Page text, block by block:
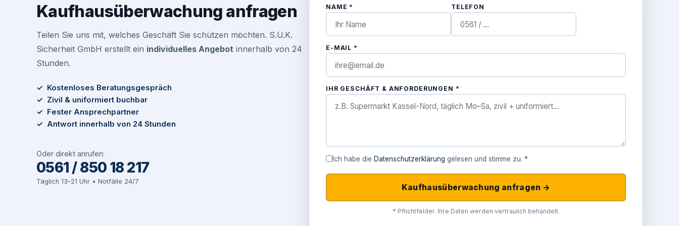
Kaufhausüberwachung anfragen
Teilen Sie uns mit, welches Geschäft Sie schützen möchten. S.U.K.
Sicherheit GmbH erstellt ein individuelles Angebot innerhalb von 24
Stunden.
✓ Kostenloses Beratungsgespräch
✓ Zivil & uniformiert buchbar
✓ Fester Ansprechpartner
✓ Antwort innerhalb von 24 Stunden
Oder direkt anrufen:
0561 / 850 18 217
Täglich 13–21 Uhr • Notfälle 24/7
NAME * TELEFON
E-MAIL *
IHR GESCHÄFT & ANFORDERUNGEN *
Ich habe die Datenschutzerklärung gelesen und stimme zu. *
Kaufhausüberwachung anfragen →
* Pflichtfelder. Ihre Daten werden vertraulich behandelt.